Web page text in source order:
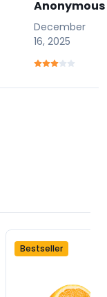
Anonymous
December
16, 2025
Bestseller